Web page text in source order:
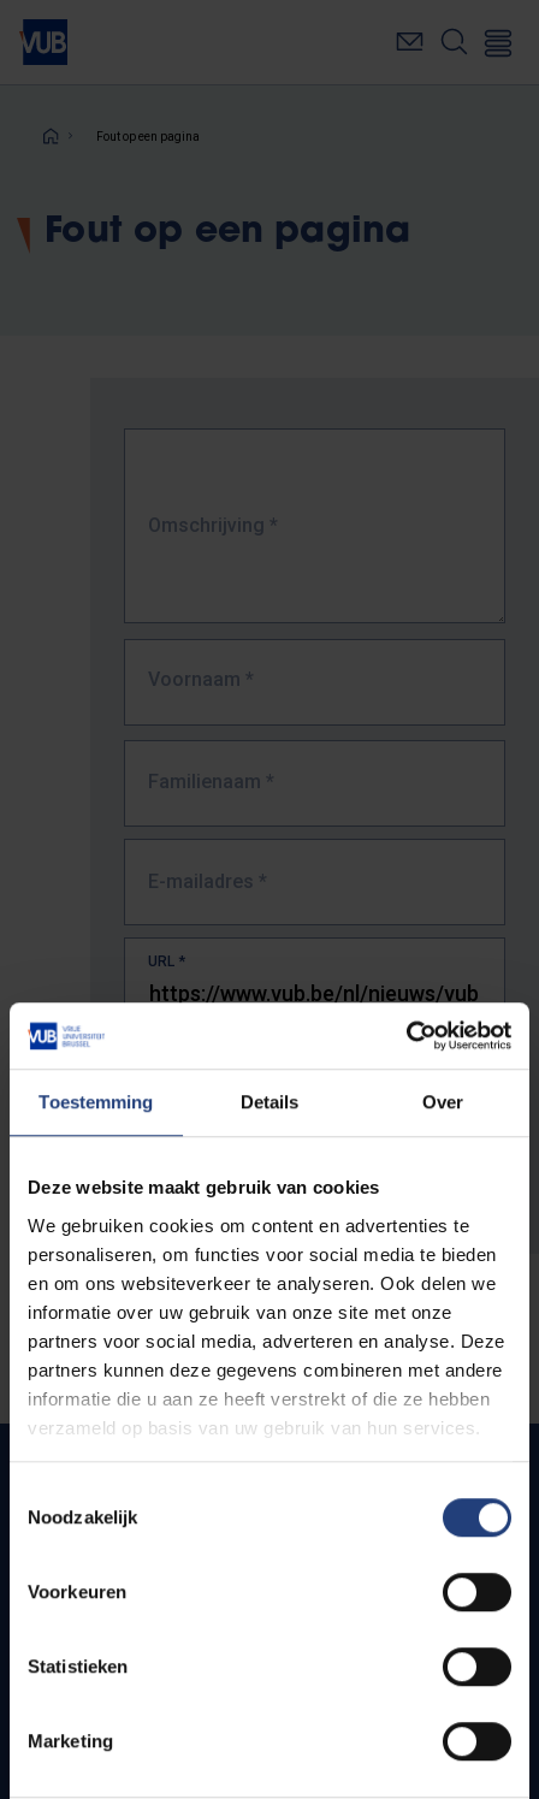
Toestemming Details Over
Deze website maakt gebruik van cookies
We gebruiken cookies om content en advertenties te
personaliseren, om functies voor social media te bieden
en om ons websiteverkeer te analyseren. Ook delen we
informatie over uw gebruik van onze site met onze
partners voor social media, adverteren en analyse. Deze
partners kunnen deze gegevens combineren met andere
informatie die u aan ze heeft verstrekt of die ze hebben
verzameld op basis van uw gebruik van hun services.
Noodzakelijk
Voorkeuren
Statistieken
Marketing
Overslaan
naar
inhoudKruimelpad
Fout op een pagina
Fout op een pagina
Omschrijving *
Voornaam *
Familienaam *
E-mailadres *
URL *
De volledige URL van de pagina waar je de fout zag.
Snel naar
Bereikbaarheid